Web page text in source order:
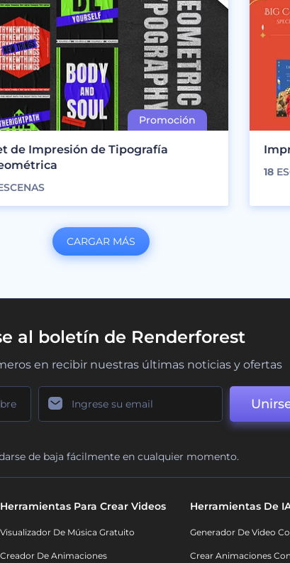
de Impresión de Tipografía
18
CARGAR MÁS
al boletín de Renderforest
en recibir nuestras últimas noticias y ofertas
de baja fácilmente en cualquier momento.
Herramientas Para Crear Videos
Visualizador De Música Gratuito
Creador De Animaciones
Herramientas De
Generador De Video
Crear Animaciones